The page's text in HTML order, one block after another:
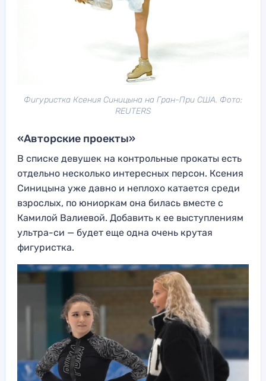
Фигуристка Ксения Синицына на Гран-При США. Фото:
REUTERS
«Авторские проекты»
В списке девушек на контрольные прокаты есть
отдельно несколько интересных персон. Ксения
Синицына уже давно и неплохо катается среди
взрослых, по юниоркам она билась вместе с
Камилой Валиевой. Добавить к ее выступлениям
ультра-си — будет еще одна очень крутая
фигуристка.